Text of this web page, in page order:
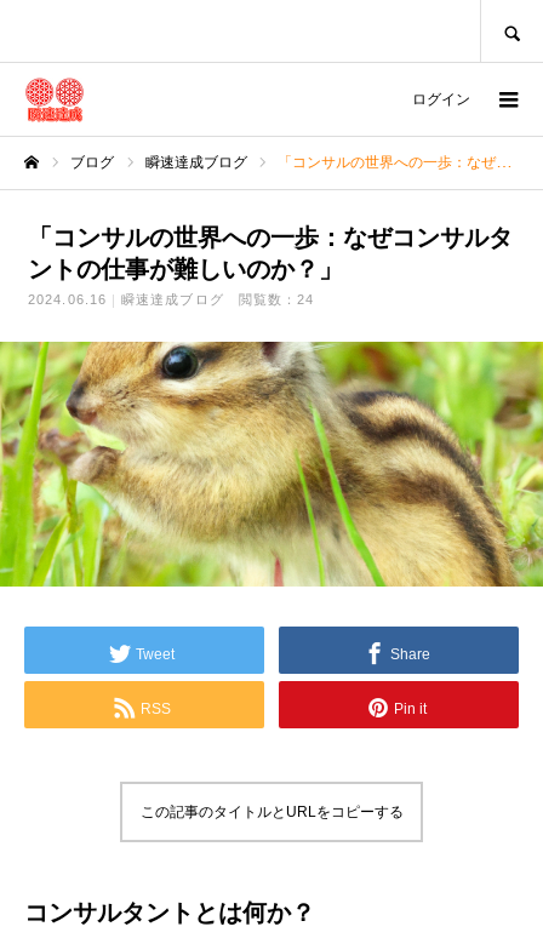
ログイン
ブログ 瞬速達成ブログ 「コンサルの世界への一歩：なぜコンサルタントの仕事が難しいのか？」
「コンサルの世界への一歩：なぜコンサルタ
ントの仕事が難しいのか？」
2024.06.16 瞬速達成ブログ 閲覧数：24
Tweet Share
RSS Pin it
この記事のタイトルとURLをコピーする
コンサルタントとは何か？